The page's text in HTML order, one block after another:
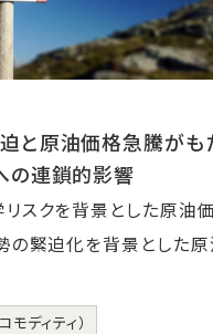
と原油価格急騰がも
の連鎖的影響
スクを背景とした原油
の緊迫化を背景とした
モディティ）